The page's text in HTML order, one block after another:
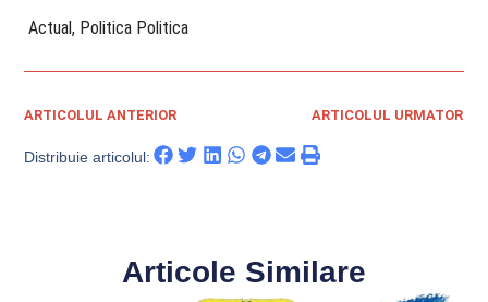
​ Actual, Politica Politica
ARTICOLUL ANTERIOR ARTICOLUL URMATOR
Distribuie articolul:
Articole Similare